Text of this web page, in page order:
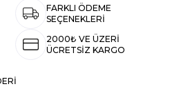
FARKLI ÖDEME
SEÇENEKLERİ
2000₺ VE ÜZERİ
ÜCRETSİZ KARGO